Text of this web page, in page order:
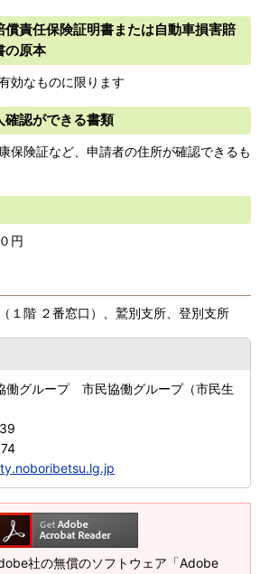
償責任保険証明書または自動車損害賠
の原本
効なものに限ります
確認ができる書類
保険証など、申請者の住所が確認できるも
円
１階 ２番窓口）、鷲別支所、登別支所
グループ 市民協働グループ（市民生
社の無償のソフトウェア「Adobe